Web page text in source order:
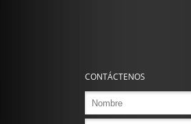
CONTÁCTENOS